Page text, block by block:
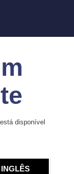
disponível